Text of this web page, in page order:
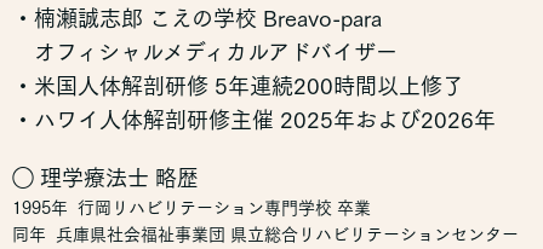
・楠瀬誠志郎 こえの学校 Breavo-para
オフィシャルメディカルアドバイザー
・米国人体解剖研修 5年連続200時間以上修了
・ハワイ人体解剖研修主催 2025年および2026年
◯ 理学療法士 略歴
1995年 行岡リハビリテーション専門学校 卒業
同年 兵庫県社会福祉事業団 県立総合リハビリテーションセンター